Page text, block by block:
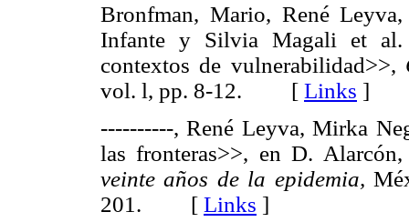
Bronfman, Mario, René
Infante y Silvia Magali et
contextos de vulnerabilidad>>,
vol. l, pp. 8-12. [ Links ]
----------, René Leyva, Mirka
las fronteras>>, en D.
veinte años de la epidemia,
201. [ Links ]